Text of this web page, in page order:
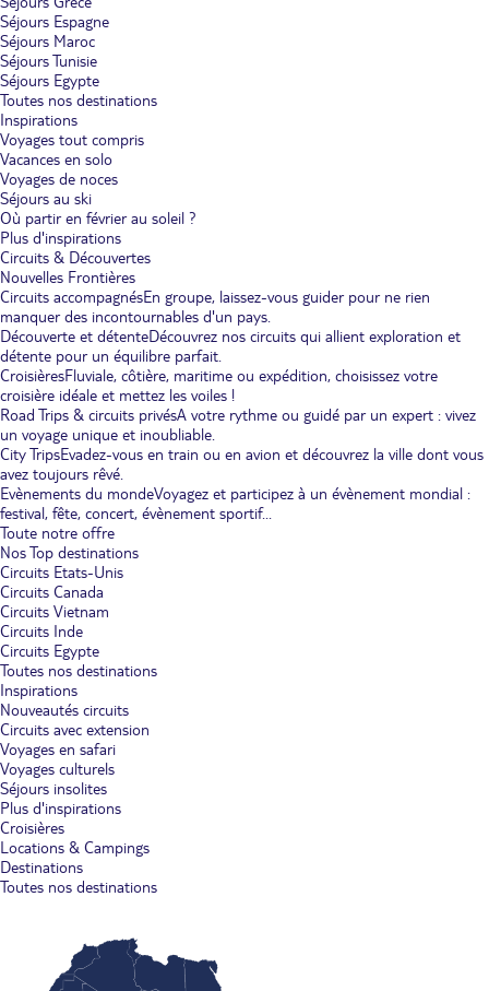
Séjours Espagne
Séjours Maroc
Séjours Tunisie
Séjours Egypte
Toutes nos destinations
Inspirations
Voyages tout compris
Vacances en solo
Voyages de noces
Séjours au ski
Où partir en février au soleil ?
Plus d'inspirations
Circuits & Découvertes
Nouvelles Frontières
Circuits accompagnésEn groupe, laissez-vous guider pour ne rien
manquer des incontournables d'un pays.
Découverte et détenteDécouvrez nos circuits qui allient exploration et
détente pour un équilibre parfait.
CroisièresFluviale, côtière, maritime ou expédition, choisissez votre
croisière idéale et mettez les voiles !
Road Trips & circuits privésA votre rythme ou guidé par un expert : vivez
un voyage unique et inoubliable.
City TripsEvadez-vous en train ou en avion et découvrez la ville dont vous
avez toujours rêvé.
Evènements du mondeVoyagez et participez à un évènement mondial :
festival, fête, concert, évènement sportif...
Toute notre offre
Nos Top destinations
Circuits Etats-Unis
Circuits Canada
Circuits Vietnam
Circuits Inde
Circuits Egypte
Toutes nos destinations
Inspirations
Nouveautés circuits
Circuits avec extension
Voyages en safari
Voyages culturels
Séjours insolites
Plus d'inspirations
Croisières
Locations & Campings
Destinations
Toutes nos destinations